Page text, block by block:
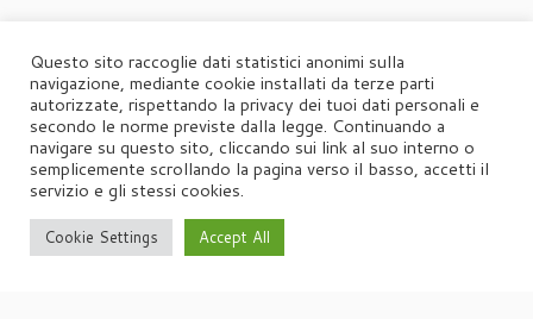
·© 2026Agorà·Powered by ·Designed con il
Questo sito raccoglie dati statistici anonimi sulla
navigazione, mediante cookie installati da terze parti
autorizzate, rispettando la privacy dei tuoi dati personali e
secondo le norme previste dalla legge. Continuando a
navigare su questo sito, cliccando sui link al suo interno o
semplicemente scrollando la pagina verso il basso, accetti il
servizio e gli stessi cookies.
Cookie Settings Accept All